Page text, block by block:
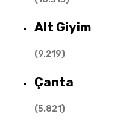
Alt Giyim
(9.219)
Çanta
(5.821)